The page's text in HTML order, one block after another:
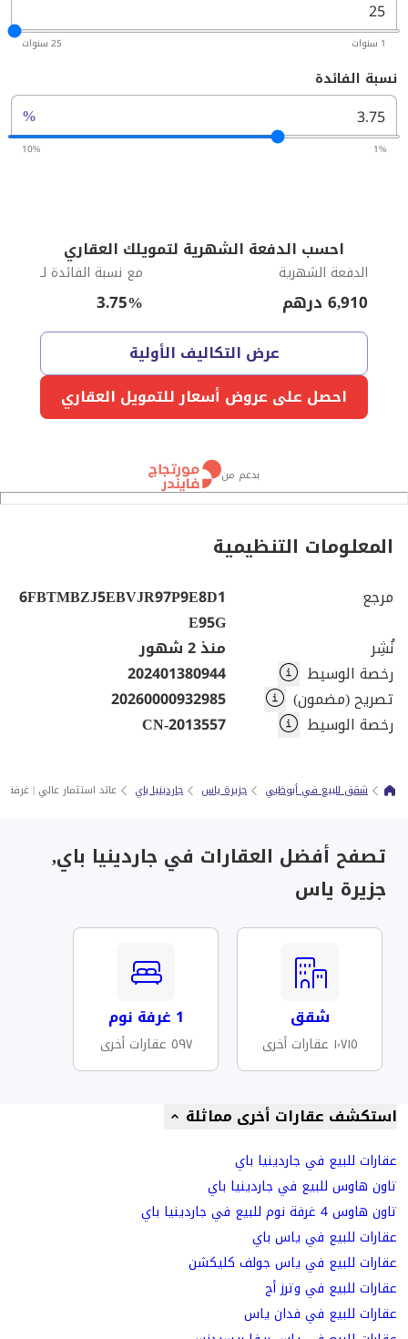
1 سنوات 25 سنوات
نسبة الفائدة
%
1%
10%
احسب الدفعة الشهرية لتمويلك العقاري
الدفعة الشهرية
6,910 درهم
مع نسبة الفائدة لـ
3.75%
عرض التكاليف الأولية
احصل على عروض أسعار للتمويل العقاري
بدعم من
المعلومات التنظيمية
مرجع
6FBTMBZJ5EBVJR97P9E8D1
E95G
نُشِر
منذ 2 شهور
رخصة الوسيط
202401380944
تصريح (مضمون)
20260000932985
رخصة الوسيط
CN-2013557
شقق للبيع في أبوظبي جزيرة ياس جاردينيا باي عائد استثمار عالي |
تصفح أفضل العقارات في جاردينيا باي,
جزيرة ياس
شقق
١٬٧١٥ عقارات أخرى
1 غرفة نوم
٥٩٧ عقارات أخرى
استكشف عقارات أخرى مماثلة
عقارات للبيع في جاردينيا باي
تاون هاوس للبيع في جاردينيا باي
تاون هاوس 4 غرفة نوم للبيع في جاردينيا باي
عقارات للبيع في ياس باي
عقارات للبيع في ياس جولف كليكشن
عقارات للبيع في وترز أج
عقارات للبيع في فدان ياس